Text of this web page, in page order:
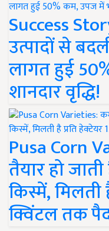
Success
उत्पादों से
लागत हुई
शानदार वृद्धि!
Pusa Corn
तैयार हो
किस्में, मिलती
क्विंटल तक